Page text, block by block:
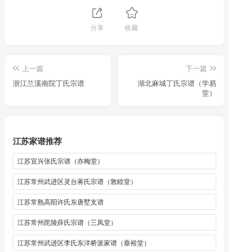
分享 收藏
上一篇
浙江兰溪南院丁氏宗谱
下一篇
湖北麻城丁氏宗谱（学易
堂）
江苏家谱推荐
江苏宜兴张氏宗谱（亦梅堂）
江苏常州武进区灵台蒋氏宗谱（敦睦堂）
江苏常熟高阳许氏东唐墅支谱
江苏常州毘陵薛氏宗谱（三凤堂）
江苏常州武进区李氏东洋桥派家谱（垂裕堂）